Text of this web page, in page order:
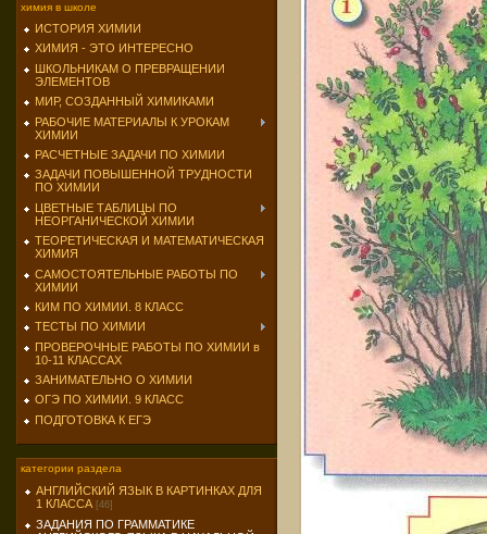
химия в школе
ИСТОРИЯ ХИМИИ
ХИМИЯ - ЭТО ИНТЕРЕСНО
ШКОЛЬНИКАМ О ПРЕВРАЩЕНИИ
ЭЛЕМЕНТОВ
МИР, СОЗДАННЫЙ ХИМИКАМИ
РАБОЧИЕ МАТЕРИАЛЫ К УРОКАМ
ХИМИИ
РАСЧЕТНЫЕ ЗАДАЧИ ПО ХИМИИ
ЗАДАЧИ ПОВЫШЕННОЙ ТРУДНОСТИ
ПО ХИМИИ
ЦВЕТНЫЕ ТАБЛИЦЫ ПО
НЕОРГАНИЧЕСКОЙ ХИМИИ
ТЕОРЕТИЧЕСКАЯ И МАТЕМАТИЧЕСКАЯ
ХИМИЯ
САМОСТОЯТЕЛЬНЫЕ РАБОТЫ ПО
ХИМИИ
КИМ ПО ХИМИИ. 8 КЛАСС
ТЕСТЫ ПО ХИМИИ
ПРОВЕРОЧНЫЕ РАБОТЫ ПО ХИМИИ в
10-11 КЛАССАХ
ЗАНИМАТЕЛЬНО О ХИМИИ
ОГЭ ПО ХИМИИ. 9 КЛАСС
ПОДГОТОВКА К ЕГЭ
категории раздела
АНГЛИЙСКИЙ ЯЗЫК В КАРТИНКАХ ДЛЯ
1 КЛАССА [46]
ЗАДАНИЯ ПО ГРАММАТИКЕ